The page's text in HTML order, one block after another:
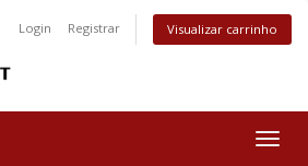
Login Registrar Visualizar carrinho